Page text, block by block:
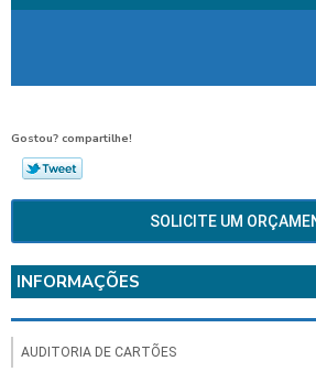
Gostou? compartilhe!
SOLICITE UM
INFORMAÇÕES
AUDITORIA DE CARTÕES